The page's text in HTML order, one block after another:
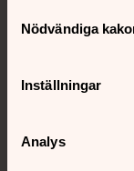
Nödvändiga
Inställningar
Analys
Kalender
Hitta snabbt